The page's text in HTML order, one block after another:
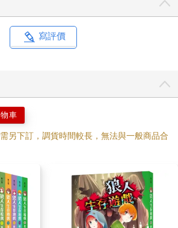
的正門集合，租借手機也幫各位放在櫃檯
我要跟上隊伍尾端時，小兔叫住我。
紅紅的？」
近我的頸邊，「是不是被蟲咬了？會痛、
與大廳之間的玻璃門靜靜關上。
跟伯爵說一聲，跟他拿藥……」
望進我的眼眸，而不是脖子。
，在耳邊低語：「成為我的僕人吧！」
得模糊，腦中閃過「吸血女王」四個字。
寫評價
車
另下訂，調貨時間較長，無法與一般商品合